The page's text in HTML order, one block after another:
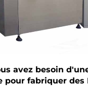
avez besoin
pour fabriquer des